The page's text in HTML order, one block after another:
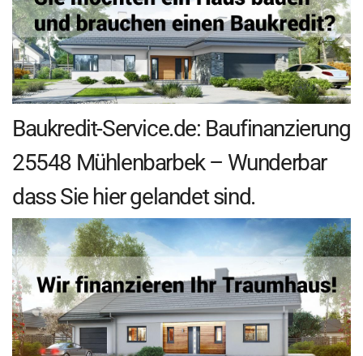
Baukredit-Service.de: Baufinanzierung
25548 Mühlenbarbek – Wunderbar
dass Sie hier gelandet sind.